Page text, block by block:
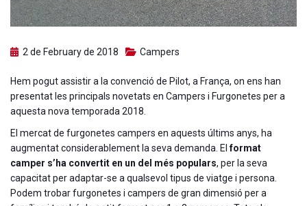
2 de February de 2018 Campers
Hem pogut assistir a la convenció de Pilot, a França, on ens han
presentat les principals novetats en Campers i Furgonetes per a
aquesta nova temporada 2018.
El mercat de furgonetes campers en aquests últims anys, ha
augmentat considerablement la seva demanda. Elformat
camper s’ha convertit en un del més populars, per la seva
capacitat per adaptar-se a qualsevol tipus de viatge i persona.
Podem trobar furgonetes i campers de gran dimensió per a